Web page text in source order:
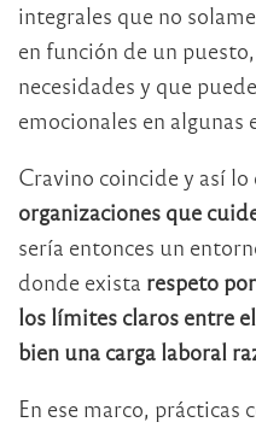
integrales que no
en función de un
necesidades y que
emocionales en algunas
Cravino coincide y así
organizaciones que
sería entonces un
donde exista respeto
los límites claros entre
bien una carga laboral
En ese marco, prácticas